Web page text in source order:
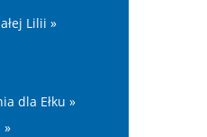
Lilii »
dla Ełku »
»